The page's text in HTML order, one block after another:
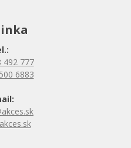
492 777
6883